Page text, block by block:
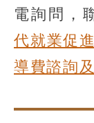
電詢問，
代就業促
導費諮詢